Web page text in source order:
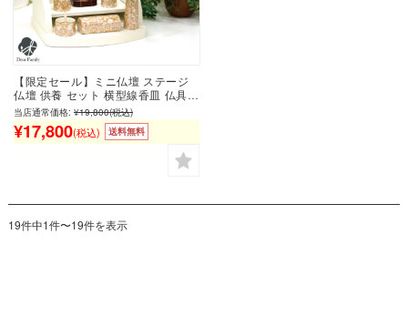
【限定セール】ミニ仏壇 ステージ
仏壇 供養 セット 横型線香皿 仏具5
点セット 仏壇仏具セット 仏壇 ミニ
小さい 手元供養 仏具 水子供養 水子
供養品 家具調 おしゃれ シンプル モ
ダン 手元供養台 桜 かわいい コンパ
クト ブラウン ホワイト 桜特集 bb
当店通常価格: ¥19,800(税込)
¥17,800(税込) 送料無料
19件中1件〜19件を表示